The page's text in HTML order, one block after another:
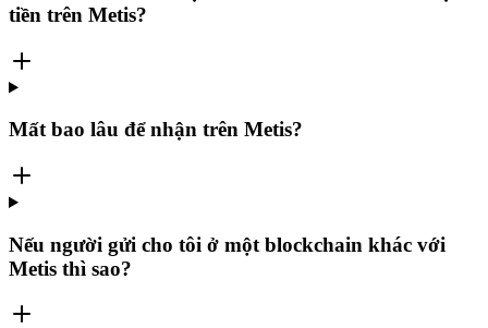
tiền trên Metis?
Mất bao lâu để nhận trên Metis?
Nếu người gửi cho tôi ở một blockchain khác với
Metis thì sao?